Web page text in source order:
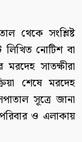
থেকে সংশ্লিষ্ট
নোটিশ বা
মরদেহ সাতক্ষীরা
শেষে মরদেহ
সূত্রে জানা
ও এলাকায়